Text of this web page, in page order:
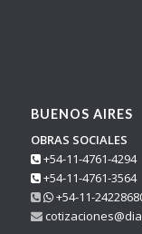
BUENOS AIRES
OBRAS SOCIALES
+54-11-4761-4294
+54-11-4761-3564
+54-11-